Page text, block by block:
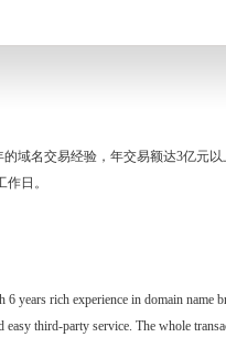
域名交易经验，年交易额达3亿元
日。
years rich experience in domain name
third-party service. The whole